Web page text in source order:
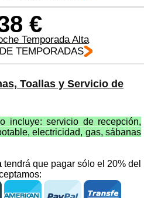
€
Temporada Alta
TEMPORADAS
Toallas y Servicio de
incluye: servicio de recepción,
electricidad, gas, sábanas
tendrá que pagar sólo el 20% del